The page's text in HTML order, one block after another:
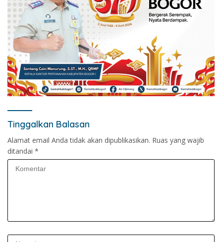
Tinggalkan Balasan
Alamat email Anda tidak akan dipublikasikan. Ruas yang wajib
ditandai *